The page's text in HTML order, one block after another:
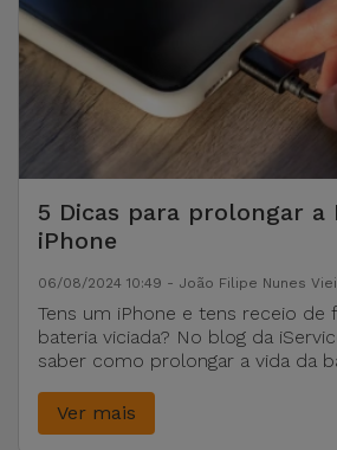
5 Dicas para prolongar a
iPhone
06/08/2024 10:49 - João Filipe Nunes
Tens um iPhone e tens receio de
bateria viciada? No blog da
saber como prolongar a vida da
Ver mais